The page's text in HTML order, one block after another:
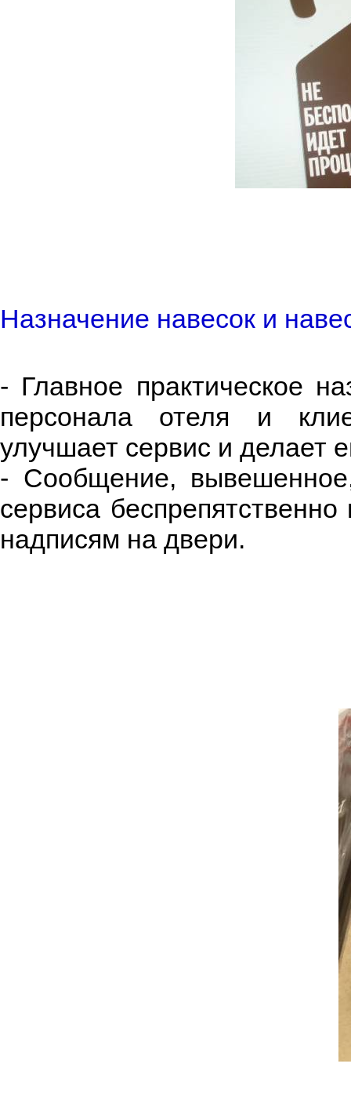
Назначение навесок и
- Главное практическое
персонала отеля и
улучшает сервис и делает
- Сообщение,
сервиса
надписям на двери.